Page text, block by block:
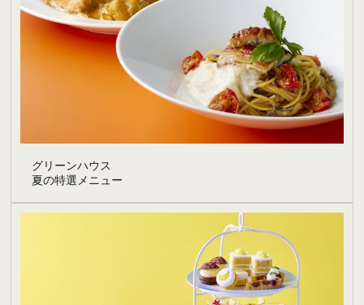
グリーンハウス
夏の特選メニュー